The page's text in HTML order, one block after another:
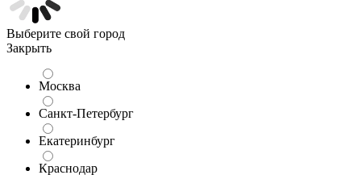
Выберите свой город
Закрыть
Москва
Санкт-Петербург
Екатеринбург
Краснодар